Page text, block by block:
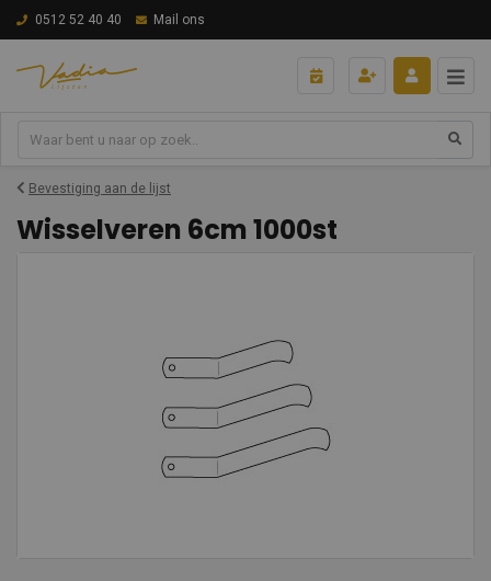
0512 52 40 40 Mail ons
Bevestiging aan de lijst
Wisselveren 6cm 1000st